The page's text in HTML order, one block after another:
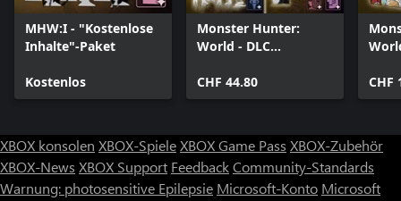
MHW:I - "Kostenlose
Inhalte"-Paket
Kostenlos
Monster Hunter:
World - DLC
CHF 44.80
CHF
XBOX konsolen XBOX-SpieleXBOX Game Pass XBOX-Zubehör
XBOX-News XBOX Support FeedbackCommunity-Standards
Warnung: photosensitive Epilepsie Microsoft-Konto Microsoft